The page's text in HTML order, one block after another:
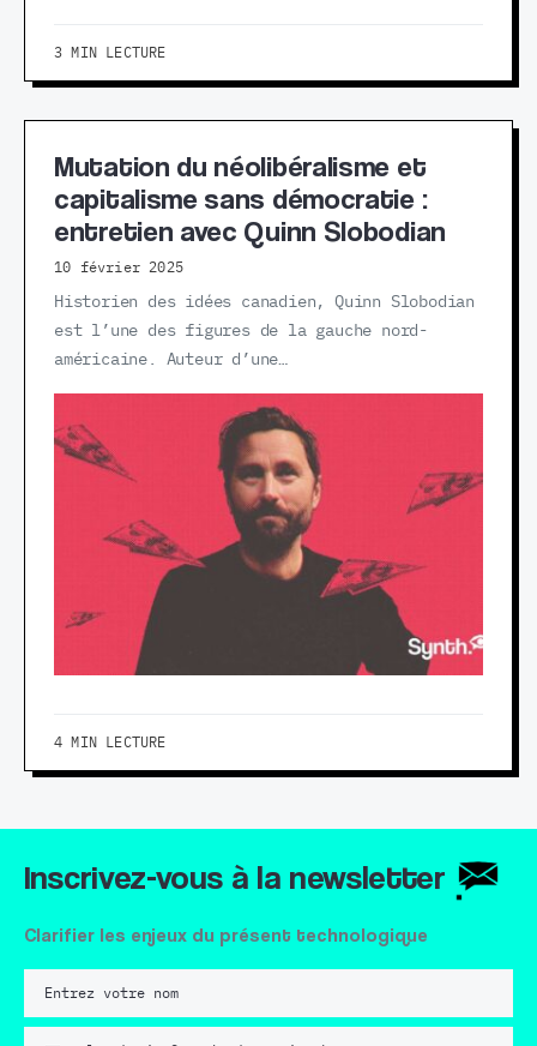
3 MIN LECTURE
Mutation du néolibéralisme et
capitalisme sans démocratie :
entretien avec Quinn Slobodian
10 février 2025
Historien des idées canadien, Quinn Slobodian
est l’une des figures de la gauche nord-
américaine. Auteur d’une…
4 MIN LECTURE
Inscrivez-vous à la newsletter
Clarifier les enjeux du présent technologique